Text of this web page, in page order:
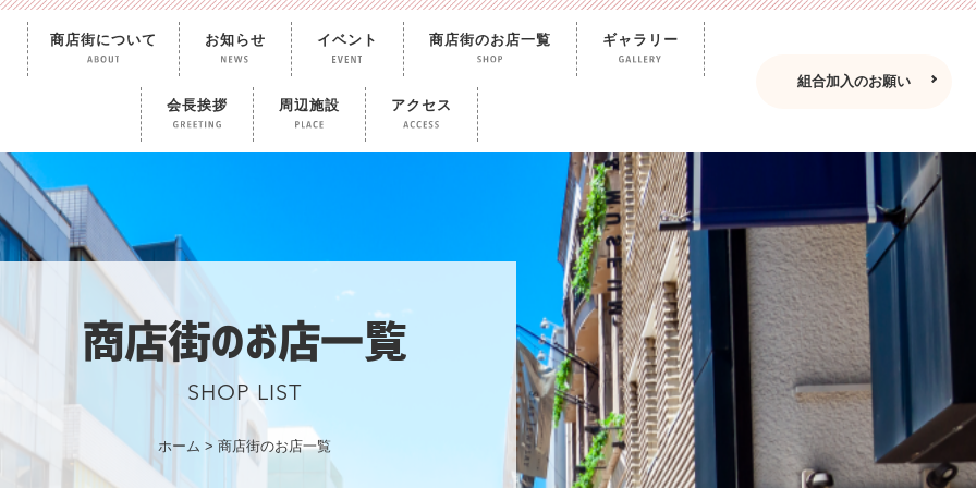
商店街について お知らせ イベント 商店街のお店一覧 ギャラリー
会長挨拶 周辺施設 アクセス
組合加入のお願い
商店街のお店一覧
SHOP LIST
ホーム > 商店街のお店一覧